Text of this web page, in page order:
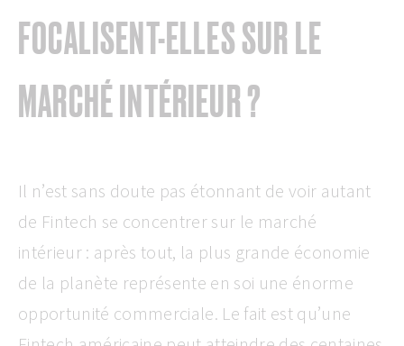
FOCALISENT-ELLES SUR LE
MARCHÉ INTÉRIEUR ?
Il n’est sans doute pas étonnant de voir autant
de Fintech se concentrer sur le marché
intérieur : après tout, la plus grande économie
de la planète représente en soi une énorme
opportunité commerciale. Le fait est qu’une